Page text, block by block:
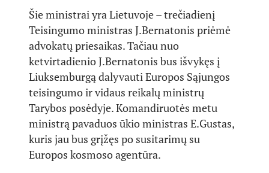
Šie ministrai yra Lietuvoje – trečiadienį
Teisingumo ministras J.Bernatonis priėmė
advokatų priesaikas. Tačiau nuo
ketvirtadienio J.Bernatonis bus išvykęs į
Liuksemburgą dalyvauti Europos Sąjungos
teisingumo ir vidaus reikalų ministrų
Tarybos posėdyje. Komandiruotės metu
ministrą pavaduos ūkio ministras E.Gustas,
kuris jau bus grįžęs po susitarimų su
Europos kosmoso agentūra.